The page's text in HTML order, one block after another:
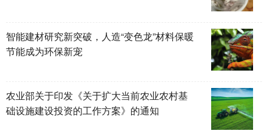
智能建材研究新突破，人造“变色龙”材料保暖
节能成为环保新宠
农业部关于印发《关于扩大当前农业农村基
础设施建设投资的工作方案》的通知